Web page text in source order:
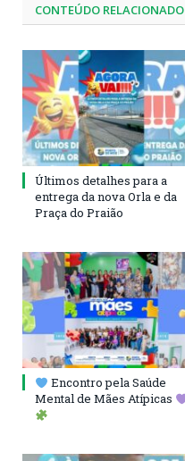
CONTEÚDO RELACIONADO
Últimos detalhes para a
entrega da nova Orla e da
Praça do Praião
Encontro pela Saúde
Mental de Mães Atípicas